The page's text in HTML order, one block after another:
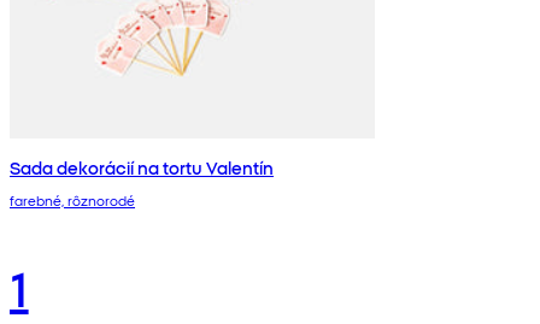
Sada dekorácií na tortu Valentín
farebné, rôznorodé
1